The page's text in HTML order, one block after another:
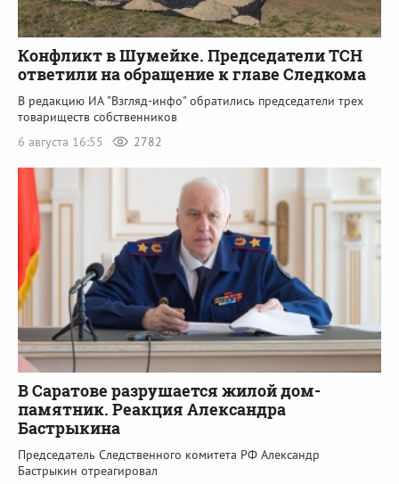
Конфликт в Шумейке. Председатели ТСН
ответили на обращение к главе Следкома
В редакцию ИА "Взгляд-инфо" обратились председатели трех
товариществ собственников
6 августа 16:55
2782
В Саратове разрушается жилой дом-
памятник. Реакция Александра
Бастрыкина
Председатель Следственного комитета РФ Александр
Бастрыкин отреагировал